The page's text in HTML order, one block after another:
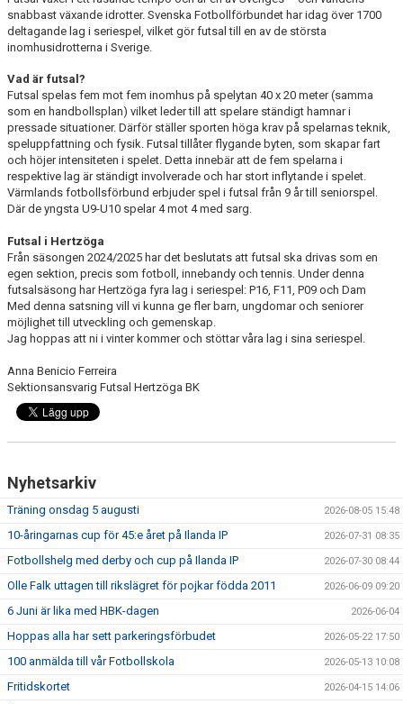
FRISPARKEN
BLI MEDLEM
MATCHER
KONTAKTER & LAG
FÖRENINGSDOKUMENT_GAMLA
SPONSORER
FÖRENINGSDOKUMENT
snabbast växande idrotter. Svenska Fotbollförbundet har idag över 1700
deltagande lag i seriespel, vilket gör futsal till en av de största
inomhusidrotterna i Sverige.
Vad är futsal?
Futsal spelas fem mot fem inomhus på spelytan 40 x 20 meter (samma
som en handbollsplan) vilket leder till att spelare ständigt hamnar i
pressade situationer. Därför ställer sporten höga krav på spelarnas teknik,
speluppfattning och fysik. Futsal tillåter flygande byten, som skapar fart
och höjer intensiteten i spelet. Detta innebär att de fem spelarna i
respektive lag är ständigt involverade och har stort inflytande i spelet.
Värmlands fotbollsförbund erbjuder spel i futsal från 9 år till seniorspel.
Där de yngsta U9-U10 spelar 4 mot 4 med sarg.
Futsal i Hertzöga
Från säsongen 2024/2025 har det beslutats att futsal ska drivas som en
egen sektion, precis som fotboll, innebandy och tennis. Under denna
futsalsäsong har Hertzöga fyra lag i seriespel: P16, F11, P09 och Dam
Med denna satsning vill vi kunna ge fler barn, ungdomar och seniorer
möjlighet till utveckling och gemenskap.
Jag hoppas att ni i vinter kommer och stöttar våra lag i sina seriespel.
Anna Benicio Ferreira
Sektionsansvarig Futsal Hertzöga BK
Nyhetsarkiv
Träning onsdag 5 augusti 2026-08-05 15:48
10-åringarnas cup för 45:e året på Ilanda IP 2026-07-31 08:35
Fotbollshelg med derby och cup på Ilanda IP 2026-07-30 08:44
Olle Falk uttagen till rikslägret för pojkar födda 2011 2026-06-09 09:20
6 Juni är lika med HBK-dagen 2026-06-04
Hoppas alla har sett parkeringsförbudet 2026-05-22 17:50
100 anmälda till vår Fotbollskola 2026-05-13 10:08
Fritidskortet 2026-04-15 14:06